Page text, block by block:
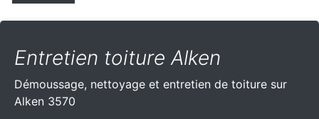
Entretien toiture Alken
Démoussage, nettoyage et entretien de toiture sur
Alken 3570